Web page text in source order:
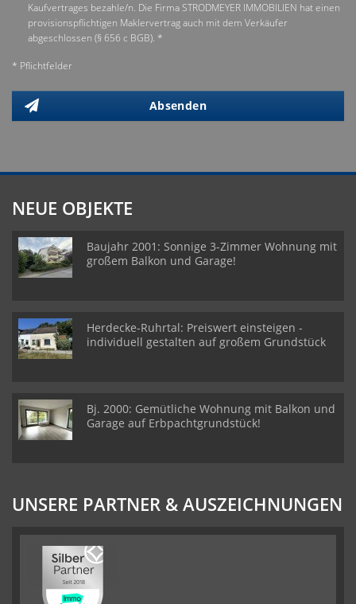
Kaufvertrages bezahle/n. Die Firma STRODMEYER IMMOBILIEN hat einen
provisionspflichtigen Maklervertrag auch mit dem Verkäufer
abgeschlossen (§ 656 c BGB). *
* Pflichtfelder
Absenden
NEUE OBJEKTE
Baujahr 2001: Sonnige 3-Zimmer Wohnung mit
großem Balkon und Garage!
Herdecke-Ruhrtal: Preiswert einsteigen -
individuell gestalten auf großem Grundstück
Bj. 2000: Gemütliche Wohnung mit Balkon und
Garage auf Erbpachtgrundstück!
UNSERE PARTNER & AUSZEICHNUNGEN